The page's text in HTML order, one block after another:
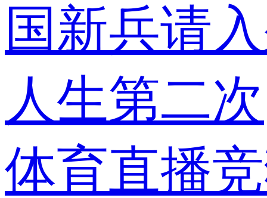
国 新兵请
人生第二次
体育直播